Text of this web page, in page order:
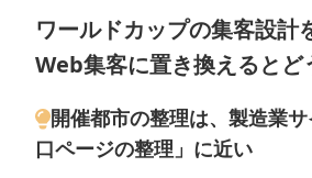
ワールドカップの集客設計
Web集客に置き換えるとど
開催都市の整理は、製造業
口ページの整理」に近い